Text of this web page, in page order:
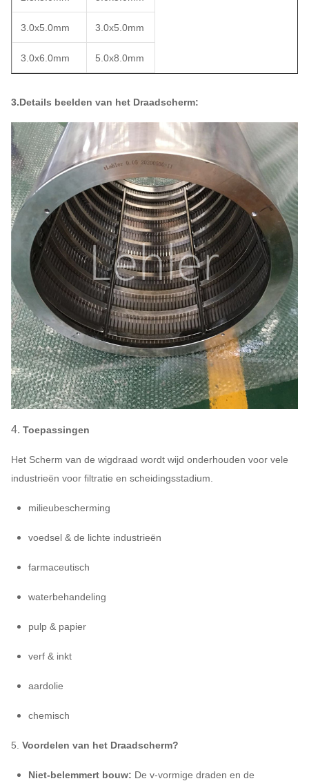
3.0x5.0mm 3.0x5.0mm
3.0x6.0mm 5.0x8.0mm
3.Details beelden van het Draadscherm:
4. Toepassingen
Het Scherm van de wigdraad wordt wijd onderhouden voor vele
industrieën voor filtratie en scheidingsstadium.
milieubescherming
voedsel & de lichte industrieën
farmaceutisch
waterbehandeling
pulp & papier
verf & inkt
aardolie
chemisch
5. Voordelen van het Draadscherm?
Niet-belemmert bouw: De v-vormige draden en de